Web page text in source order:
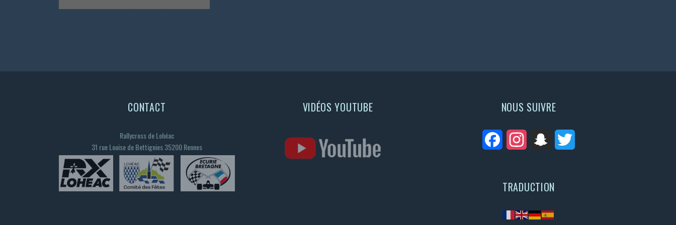
CONTACT
Rallycross de Lohéac
31 rue Louise de Bettignies 35200 Rennes
VIDÉOS YOUTUBE NOUS SUIVRE
FacebookInstagramSnapchat
TRADUCTION